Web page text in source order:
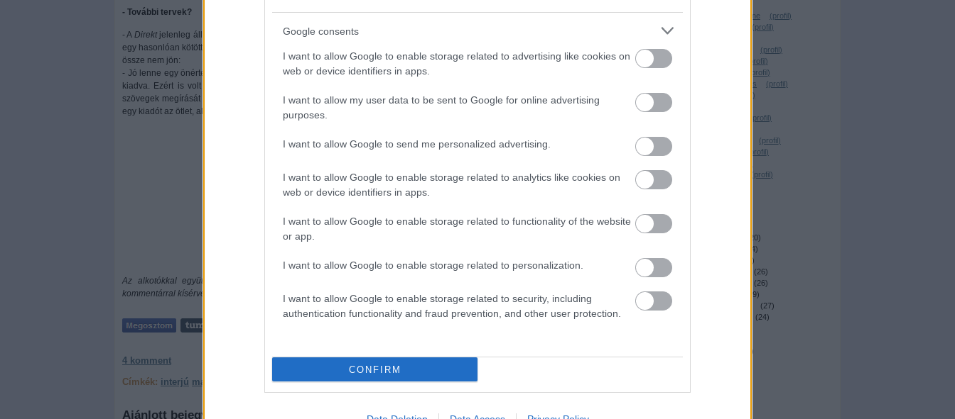
Google consents
I want to allow Google to enable storage related to advertising like cookies on
web or device identifiers in apps.
I want to allow my user data to be sent to Google for online advertising
purposes.
I want to allow Google to send me personalized advertising.
I want to allow Google to enable storage related to analytics like cookies on
web or device identifiers in apps.
I want to allow Google to enable storage related to functionality of the website
or app.
I want to allow Google to enable storage related to personalization.
I want to allow Google to enable storage related to security, including
authentication functionality and fraud prevention, and other user protection.
CONFIRM
kerekgyarto yvonne
(profil)
(profil)
(profil)
profil)
profil)
Forgács W. András
(profil)
)
profil)
(profil)
profil)
(profil)
20)
24)
)
(26)
(26)
29)
(27)
(24)
)
- További tervek?
- A Direktjelenleg áll, nagyon sok dologról beszéltünk eddig, de konkrétumok még nincsenek lefixálva. Jövő év első felében szeretnénk
egy hasonlóan kötött koncepciójú számot összehozni. Még egyszer
belül, ha lesz is az is csak sokkal később. Ha ez
össze nem jön:
- Jó lenne egy önértékén kijött szép színes Zsiráfablakot összehozni, ami azt jelenti, hogy nem egy másik kiadvány keretein belül lenne
kiadva. Ezért is volt ez a 0. szám. Sokkal több alkotóval szeretném, kisebb mozgástérrel, rendesen megszerkesztve az egészet, a
szövegek megírását akár humoristák, írók bevonásával. Egyelőre ez ügyben egy lépést sem tettem, így, ha most ezt olvasta és érdekel
egy kiadót az ötlet, akkor ne habozzon, írjon nyugodtan! :) juxxxtapoz@gmail.com
Az alkotókkal együttműködve a Geekz-en hamarosan heti bontásban fogjuk lehozni a
kommentárral kísérve a szerzőktől. Stay tuned!
4 komment
Címkék: interjú magyar képregény mexican stand off zsiráfablak
Ajánlott bejegyzések: